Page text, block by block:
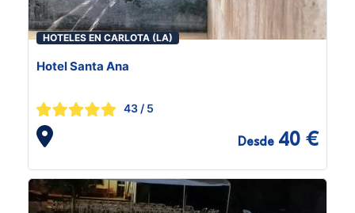
HOTELES EN CARLOTA (LA)
Hotel Santa Ana
43 / 5
Desde 40 €